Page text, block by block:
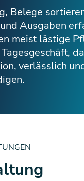
Belege
Ausgaben
meist lästige
verlässlich